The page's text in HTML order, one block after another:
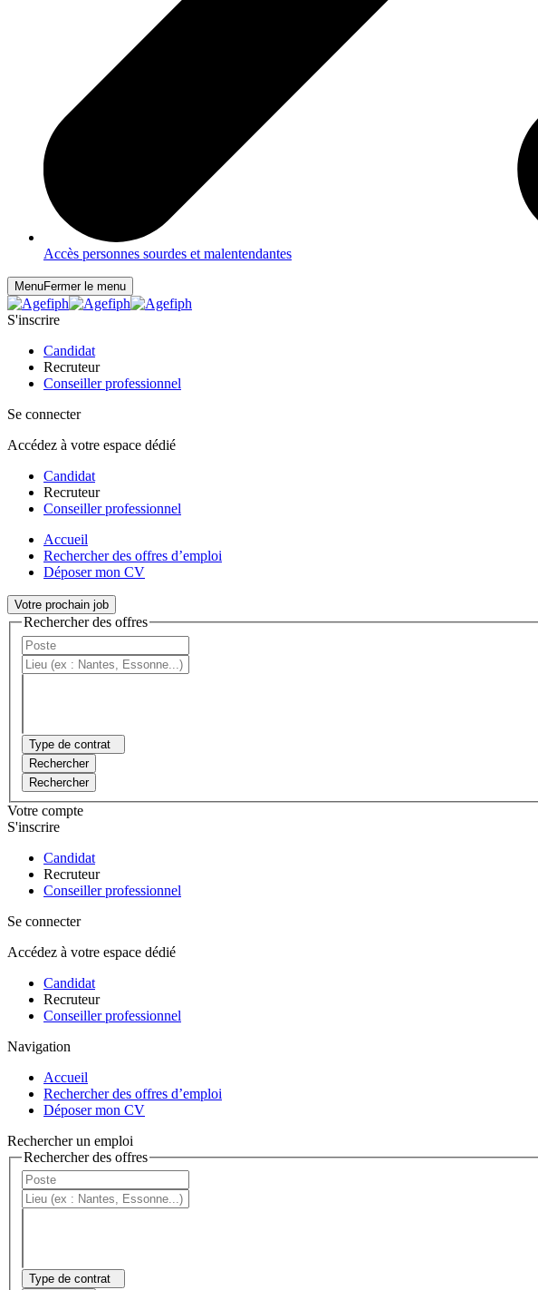
Accès personnes sourdes et malentendantes
MenuFermer le menu
S'inscrire
Candidat
Recruteur
Conseiller professionnel
Se connecter
Accédez à votre espace dédié
Candidat
Recruteur
Conseiller professionnel
Accueil
Rechercher des offres d’emploi
Déposer mon CV
Votre prochain job
Rechercher des offres
Type de contrat
Rechercher
Rechercher
Votre compte
S'inscrire
Candidat
Recruteur
Conseiller professionnel
Se connecter
Accédez à votre espace dédié
Candidat
Recruteur
Conseiller professionnel
Navigation
Accueil
Rechercher des offres d’emploi
Déposer mon CV
Rechercher un emploi
Rechercher des offres
Type de contrat